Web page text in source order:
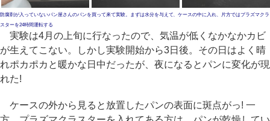
防腐剤が入っていないパン屋さんのパンを買って来て実験。まずは水分を与えて、ケースの中に入れ、片方ではプラズマクラ
スターを24時間運転する
実験は4月の上旬に行なったので、気温が低くなかなかカビ
が生えてこない。しかし実験開始から3日後。その日はよく晴
れポカポカと暖かな日中だったが、夜になるとパンに変化が現
れた!
ケースの外から見ると放置したパンの表面に斑点がっ! 一